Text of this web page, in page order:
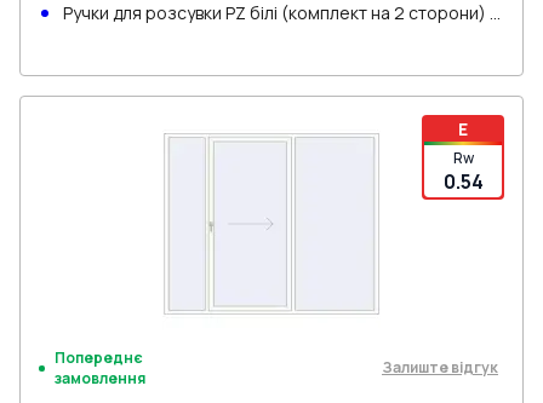
Ручки для розсувки PZ білі (комплект на 2 сторони) з
E
Rw
0.54
Попереднє
замовлення
Залиште відгук